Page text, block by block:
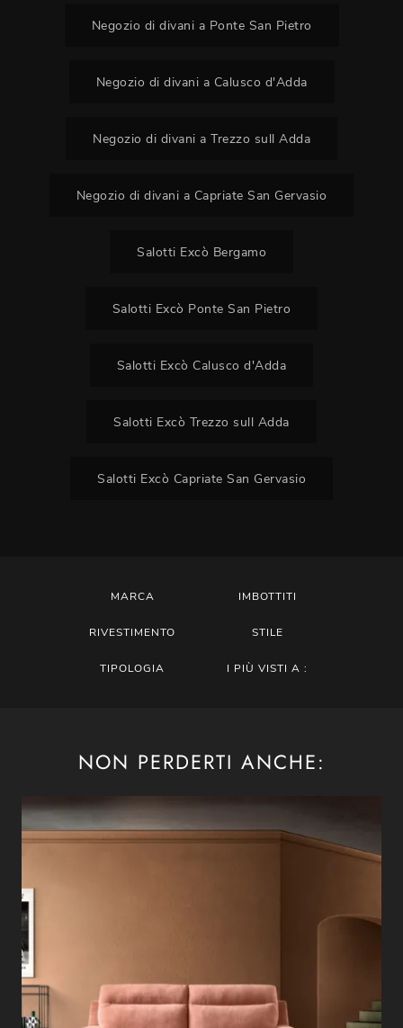
Negozio di divani a Ponte San Pietro
Negozio di divani a Calusco d'Adda
Negozio di divani a Trezzo sull Adda
Negozio di divani a Capriate San Gervasio
Salotti Excò Bergamo
Salotti Excò Ponte San Pietro
Salotti Excò Calusco d'Adda
Salotti Excò Trezzo sull Adda
Salotti Excò Capriate San Gervasio
MARCA IMBOTTITI
RIVESTIMENTO STILE
TIPOLOGIA I PIÙ VISTI A :
NON PERDERTI ANCHE: